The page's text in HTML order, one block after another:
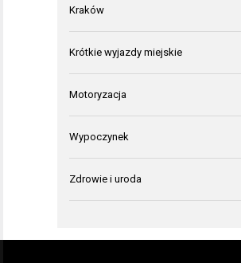
Kraków
Krótkie wyjazdy miejskie
Motoryzacja
Wypoczynek
Zdrowie i uroda